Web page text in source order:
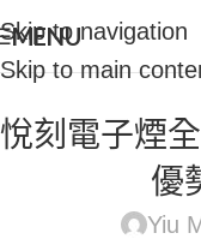
Skip to navigation
Skip to main
MENU
悅刻電子煙
優
Yiu